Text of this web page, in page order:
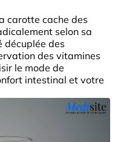
carotte cache des
selon sa
décuplée des
des vitamines
le mode de
intestinal et votre